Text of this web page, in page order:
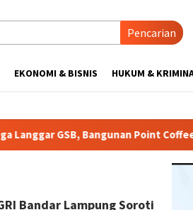
Pencarian
EKONOMI & BISNIS HUKUM &
Point Coffee di Area Parkir
Bandar Lampung Soroti